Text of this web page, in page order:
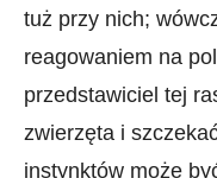
tuż przy nich;
reagowaniem na
przedstawiciel tej
zwierzęta i
instynktów może